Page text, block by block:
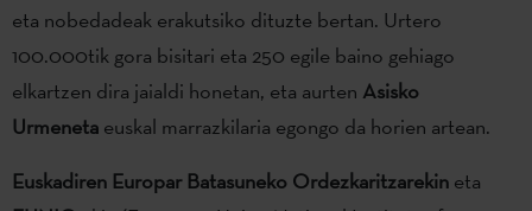
eta nobedadeak erakutsiko dituzte bertan. Urtero
100.000tik gora bisitari eta 250 egile baino gehiago
elkartzen dira jaialdi honetan, eta aurten Asisko
Urmeneta euskal marrazkilaria egongo da horien artean.
Euskadiren Europar Batasuneko Ordezkaritzarekin eta